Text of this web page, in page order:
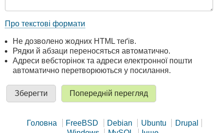
Про текстові формати
Не дозволено жодних HTML теґів.
Рядки й абзаци переносяться автоматично.
Адреси вебсторінок та адреси електронної пошти
автоматично перетворюються у посилання.
Головна FreeBSD Debian Ubuntu
Drupal